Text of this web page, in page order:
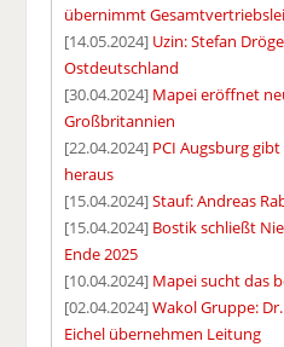
übernimmt
[14.05.2024] Uzin: Stefan
Ostdeutschland
[30.04.2024] Mapei eröffnet
Großbritannien
[22.04.2024] PCI Augsburg
heraus
[15.04.2024]Stauf: Andreas
[15.04.2024] Bostik schließt
Ende 2025
[10.04.2024] Mapei sucht das
[02.04.2024]Wakol Gruppe:
Eichel übernehmen Leitung